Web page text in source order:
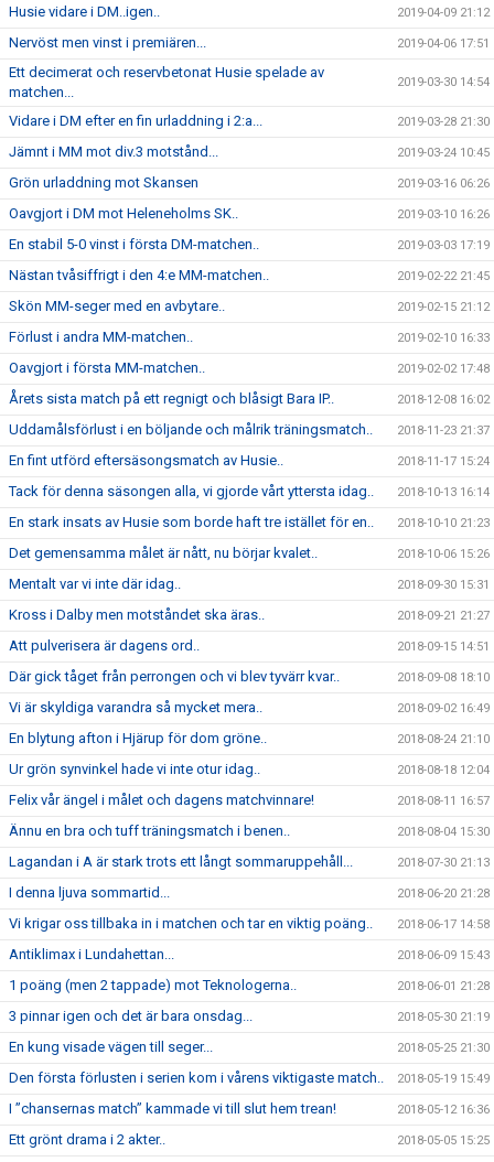
Husie vidare i DM..igen.. 2019-04-09 21:12
Nervöst men vinst i premiären... 2019-04-06 17:51
Ett decimerat och reservbetonat Husie spelade av
matchen...
2019-03-30 14:54
Vidare i DM efter en fin urladdning i 2:a... 2019-03-28 21:30
Jämnt i MM mot div.3 motstånd... 2019-03-24 10:45
Grön urladdning mot Skansen 2019-03-16 06:26
Oavgjort i DM mot Heleneholms SK.. 2019-03-10 16:26
En stabil 5-0 vinst i första DM-matchen.. 2019-03-03 17:19
Nästan tvåsiffrigt i den 4:e MM-matchen.. 2019-02-22 21:45
Skön MM-seger med en avbytare.. 2019-02-15 21:12
Förlust i andra MM-matchen.. 2019-02-10 16:33
Oavgjort i första MM-matchen.. 2019-02-02 17:48
Årets sista match på ett regnigt och blåsigt Bara IP.. 2018-12-08 16:02
Uddamålsförlust i en böljande och målrik träningsmatch.. 2018-11-23 21:37
En fint utförd eftersäsongsmatch av Husie.. 2018-11-17 15:24
Tack för denna säsongen alla, vi gjorde vårt yttersta idag.. 2018-10-13 16:14
En stark insats av Husie som borde haft tre istället för en.. 2018-10-10 21:23
Det gemensamma målet är nått, nu börjar kvalet.. 2018-10-06 15:26
Mentalt var vi inte där idag.. 2018-09-30 15:31
Kross i Dalby men motståndet ska äras.. 2018-09-21 21:27
Att pulverisera är dagens ord.. 2018-09-15 14:51
Där gick tåget från perrongen och vi blev tyvärr kvar.. 2018-09-08 18:10
Vi är skyldiga varandra så mycket mera.. 2018-09-02 16:49
En blytung afton i Hjärup för dom gröne.. 2018-08-24 21:10
Ur grön synvinkel hade vi inte otur idag.. 2018-08-18 12:04
Felix vår ängel i målet och dagens matchvinnare! 2018-08-11 16:57
Ännu en bra och tuff träningsmatch i benen.. 2018-08-04 15:30
Lagandan i A är stark trots ett långt sommaruppehåll... 2018-07-30 21:13
I denna ljuva sommartid... 2018-06-20 21:28
Vi krigar oss tillbaka in i matchen och tar en viktig poäng.. 2018-06-17 14:58
Antiklimax i Lundahettan... 2018-06-09 15:43
1 poäng (men 2 tappade) mot Teknologerna.. 2018-06-01 21:28
3 pinnar igen och det är bara onsdag... 2018-05-30 21:19
En kung visade vägen till seger... 2018-05-25 21:30
Den första förlusten i serien kom i vårens viktigaste match.. 2018-05-19 15:49
I ”chansernas match” kammade vi till slut hem trean! 2018-05-12 16:36
Ett grönt drama i 2 akter.. 2018-05-05 15:25